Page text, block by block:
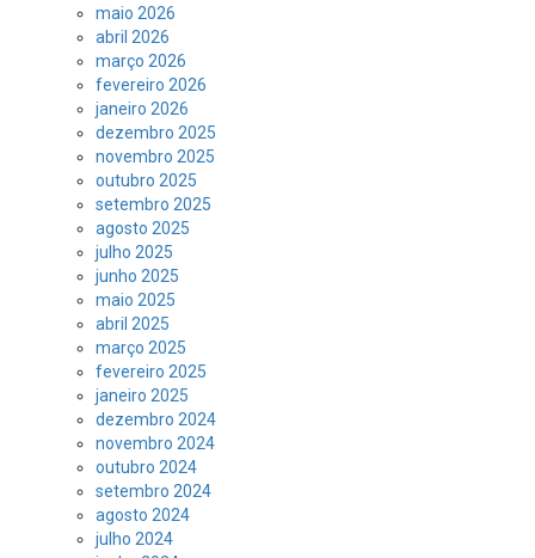
maio 2026
abril 2026
março 2026
fevereiro 2026
janeiro 2026
dezembro 2025
novembro 2025
outubro 2025
setembro 2025
agosto 2025
julho 2025
junho 2025
maio 2025
abril 2025
março 2025
fevereiro 2025
janeiro 2025
dezembro 2024
novembro 2024
outubro 2024
setembro 2024
agosto 2024
julho 2024